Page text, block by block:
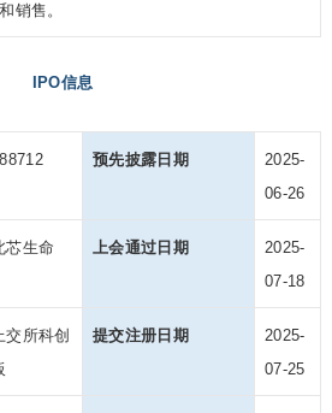
销售。
IPO信息
预先披露日期
2025-
06-26
芯生命 上会通过日期
2025-
07-18
交所科创
提交注册日期
2025-
07-25